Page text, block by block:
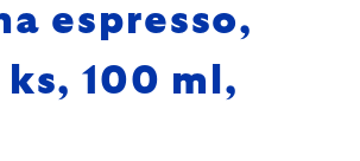
espresso,
ks, 100 ml,